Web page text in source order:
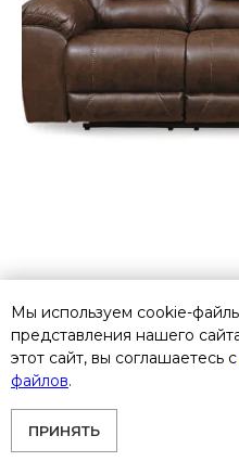
3990488
Ashley
В пути.
Мы используем cookie-
представления нашего
этот сайт, вы соглашаетесь с
файлов.
ПРИНЯТЬ